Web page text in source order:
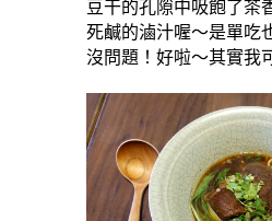
豆干的孔隙中吸飽了茶
死鹹的滷汁喔～是單吃
沒問題！好啦～其實我